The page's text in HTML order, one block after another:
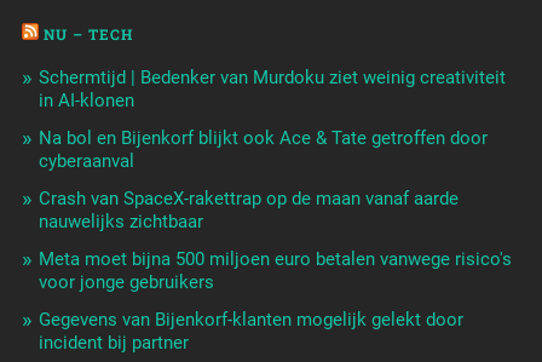
NU – TECH
Schermtijd | Bedenker van Murdoku ziet weinig creativiteit
in AI-klonen
Na bol en Bijenkorf blijkt ook Ace & Tate getroffen door
cyberaanval
Crash van SpaceX-rakettrap op de maan vanaf aarde
nauwelijks zichtbaar
Meta moet bijna 500 miljoen euro betalen vanwege risico's
voor jonge gebruikers
Gegevens van Bijenkorf-klanten mogelijk gelekt door
incident bij partner